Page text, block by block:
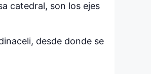
catedral, son los ejes
desde donde se